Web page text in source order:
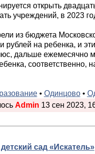
открыть
учреждений, в 2023
из бюджета
рублей на ребенка, и
дальше
соответственно,
• Одинцово•
Admin 13 сен 2023,
сад «Искатель»